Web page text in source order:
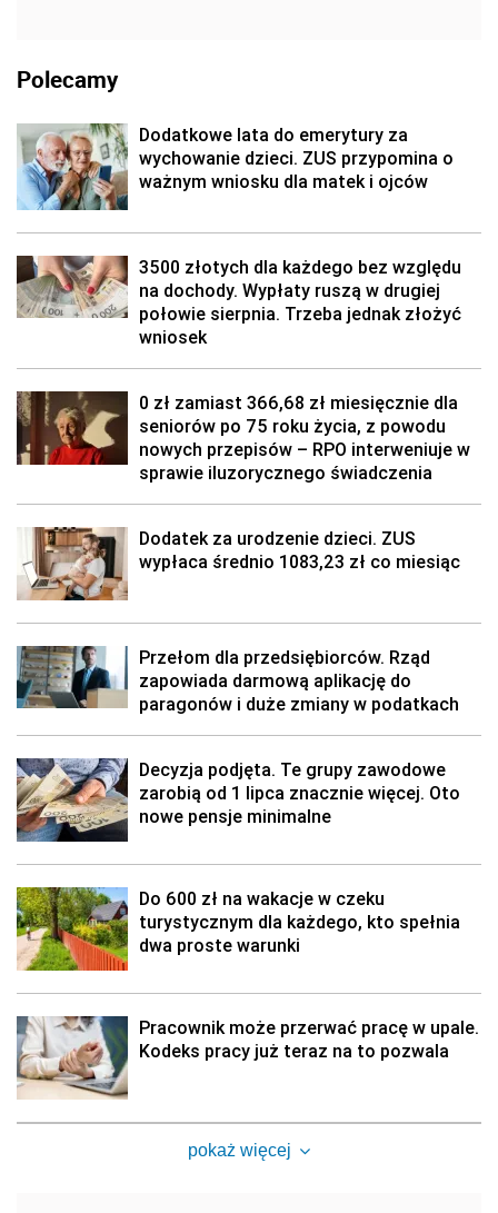
Polecamy
Dodatkowe lata do emerytury za
wychowanie dzieci. ZUS przypomina o
ważnym wniosku dla matek i ojców
3500 złotych dla każdego bez względu
na dochody. Wypłaty ruszą w drugiej
połowie sierpnia. Trzeba jednak złożyć
wniosek
0 zł zamiast 366,68 zł miesięcznie dla
seniorów po 75 roku życia, z powodu
nowych przepisów – RPO interweniuje w
sprawie iluzorycznego świadczenia
Dodatek za urodzenie dzieci. ZUS
wypłaca średnio 1083,23 zł co miesiąc
Przełom dla przedsiębiorców. Rząd
zapowiada darmową aplikację do
paragonów i duże zmiany w podatkach
Decyzja podjęta. Te grupy zawodowe
zarobią od 1 lipca znacznie więcej. Oto
nowe pensje minimalne
Do 600 zł na wakacje w czeku
turystycznym dla każdego, kto spełnia
dwa proste warunki
Pracownik może przerwać pracę w upale.
Kodeks pracy już teraz na to pozwala
pokaż więcej